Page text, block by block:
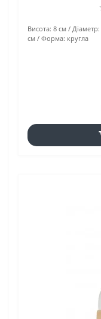
Висота: 8 см Діаметр:
см
Форма: кругла